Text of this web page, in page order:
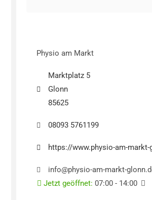
Physio am Markt
Marktplatz 5
Glonn
85625
08093 5761199
https://www.physio-am-
info@physio-am-markt-
Jetzt geöffnet: 07:00 - 14:00